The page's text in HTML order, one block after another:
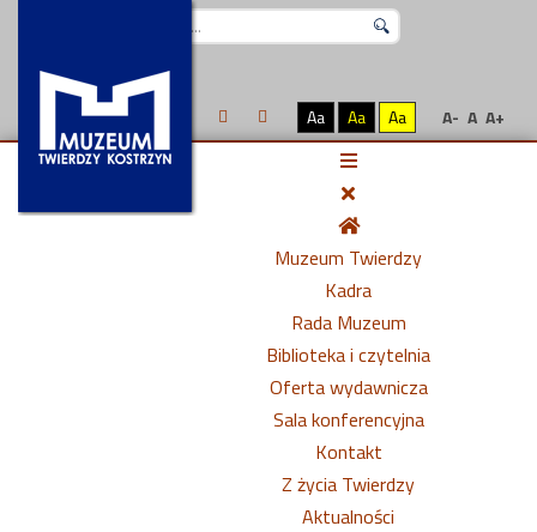
Aa Aa Aa A- A A+
Muzeum Twierdzy
Kadra
Rada Muzeum
Biblioteka i czytelnia
Oferta wydawnicza
Sala konferencyjna
Kontakt
Z życia Twierdzy
Aktualności